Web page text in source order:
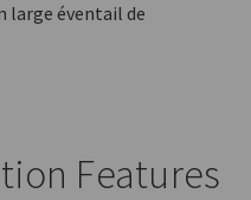
large éventail de
Features